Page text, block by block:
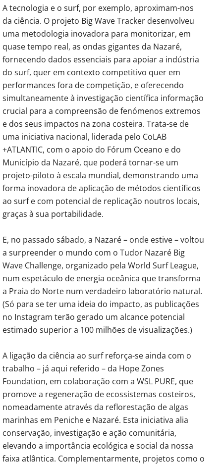
A tecnologia e o surf, por exemplo, aproximam-nos
da ciência. O projeto Big Wave Tracker desenvolveu
uma metodologia inovadora para monitorizar, em
quase tempo real, as ondas gigantes da Nazaré,
fornecendo dados essenciais para apoiar a indústria
do surf, quer em contexto competitivo quer em
performances fora de competição, e oferecendo
simultaneamente à investigação científica informação
crucial para a compreensão de fenómenos extremos
e dos seus impactos na zona costeira. Trata-se de
uma iniciativa nacional, liderada pelo CoLAB
+ATLANTIC, com o apoio do Fórum Oceano e do
Município da Nazaré, que poderá tornar-se um
projeto-piloto à escala mundial, demonstrando uma
forma inovadora de aplicação de métodos científicos
ao surf e com potencial de replicação noutros locais,
graças à sua portabilidade.
E, no passado sábado, a Nazaré – onde estive – voltou
a surpreender o mundo com o Tudor Nazaré Big
Wave Challenge, organizado pela World Surf League,
num espetáculo de energia oceânica que transforma
a Praia do Norte num verdadeiro laboratório natural.
(Só para se ter uma ideia do impacto, as publicações
no Instagram terão gerado um alcance potencial
estimado superior a 100 milhões de visualizações.)
A ligação da ciência ao surf reforça-se ainda com o
trabalho – já aqui referido – da Hope Zones
Foundation, em colaboração com a WSL PURE, que
promove a regeneração de ecossistemas costeiros,
nomeadamente através da reflorestação de algas
marinhas em Peniche e Nazaré. Esta iniciativa alia
conservação, investigação e ação comunitária,
elevando a importância ecológica e social da nossa
faixa atlântica. Complementarmente, projetos como o